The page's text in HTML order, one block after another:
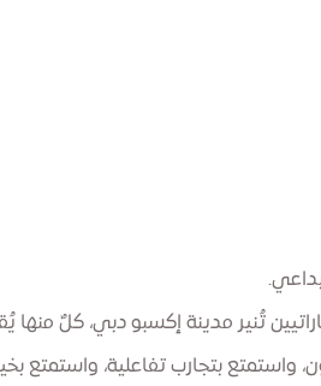
تُنير مدينة إكسبو دبي، كلٌ
واستمتع بتجارب تفاعلية،